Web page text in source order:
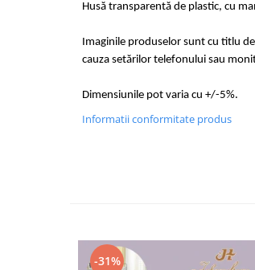
Husă transparentă de plastic, cu
Imaginile produselor sunt cu titlu
cauza setărilor telefonului sau
Dimensiunile pot varia cu +/-5%.
Informatii conformitate produs
-31%